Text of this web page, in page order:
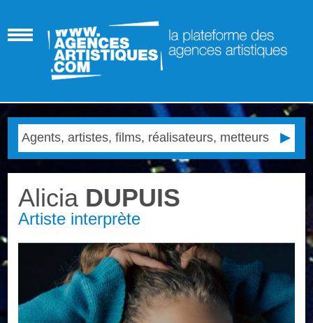
Alicia DUPUIS
Artiste interprète